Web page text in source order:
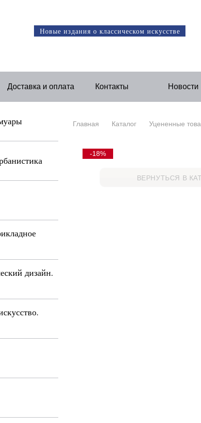
Новые издания о классическом искусстве
Доставка и оплата Контакты Новости
дизайн.
Главная Каталог Уцененные
-18%
ВЕРНУТЬСЯ В